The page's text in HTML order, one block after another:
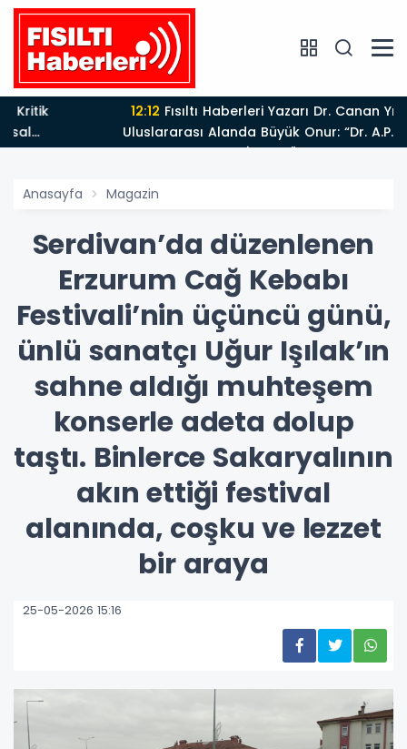
Uluslararası Alanda Büyük Onur: “Dr. A.P.J. Abdul
Kalam İlham Ödülü 2026”
Anasayfa Magazin
Serdivan’da düzenlenen
Erzurum Cağ Kebabı
Festivali’nin üçüncü günü,
ünlü sanatçı Uğur Işılak’ın
sahne aldığı muhteşem
konserle adeta dolup
taştı. Binlerce Sakaryalının
akın ettiği festival
alanında, coşku ve lezzet
bir araya
25-05-2026 15:16